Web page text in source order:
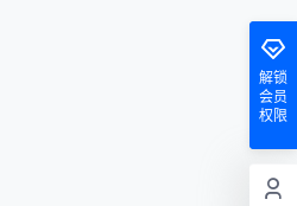
解锁
会员
权限